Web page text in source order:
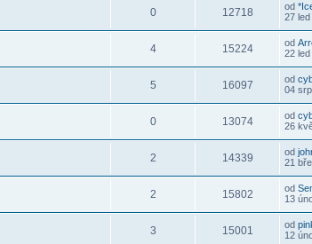
0 12718 od
27
4 15224 od
22
5 16097 od
04
0 13074 od
26
2 14339 od
21
2 15802 od
13
3 15001 od
12